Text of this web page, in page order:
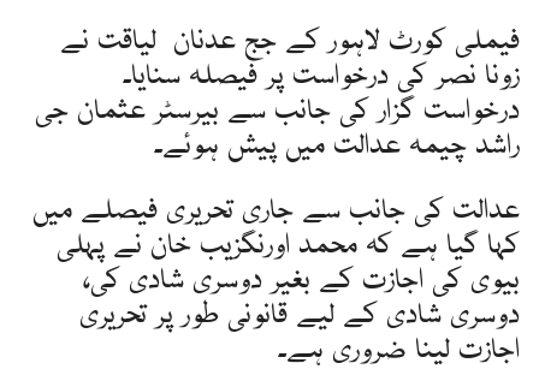
فیملی کورٹ لاہور کے جج عدنان لیاقت نے
زونا نصر کی درخواست پر فیصلہ سنایا۔
درخواست گزار کی جانب سے بیرسٹر عثمان جی
راشد چیمہ عدالت میں پیش ہوئے۔
عدالت کی جانب سے جاری تحریری فیصلے میں
کہا گیا ہے کہ محمد اورنگزیب خان نے پہلی
بیوی کی اجازت کے بغیر دوسری شادی کی،
دوسری شادی کے لیے قانونی طور پر تحریری
اجازت لینا ضروری ہے۔